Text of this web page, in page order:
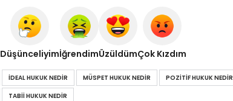
DüşünceliyimİğrendimÜzüldümÇok Kızdım
IDEAL HUKUK NEDIR MÜSPET HUKUK NEDIR
POZITIF HUKUK NEDIR
TABII HUKUK NEDIR